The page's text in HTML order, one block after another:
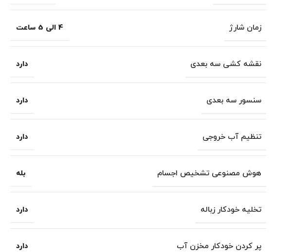
زمان شارژ 4 الی 5 ساعت
نقشه کشی سه بعدی دارد
سنسور سه بعدی دارد
تنظیم آب خروجی دارد
هوش مصنوعی تشخیص اجسام بله
تخلیه خودکار زباله دارد
پر کردن خودکار مخزن آب دارد